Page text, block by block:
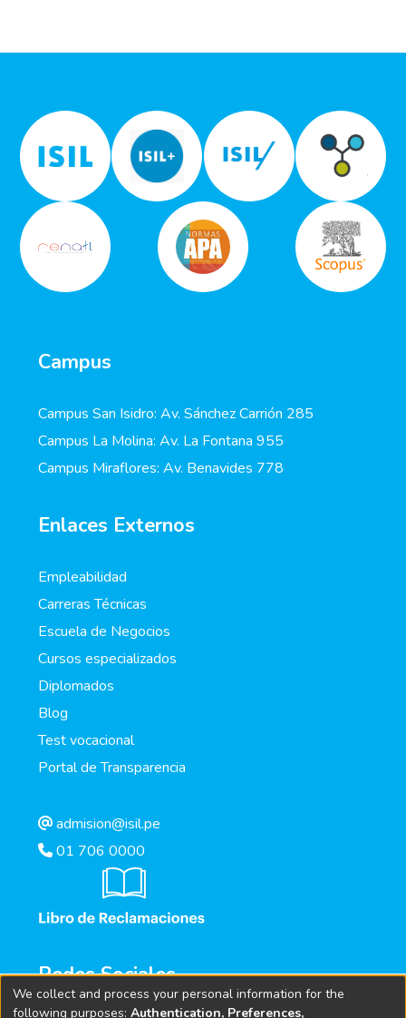
Campus
Campus San Isidro: Av. Sánchez Carrión 285
Campus La Molina: Av. La Fontana 955
Campus Miraflores: Av. Benavides 778
Enlaces Externos
Empleabilidad
Carreras Técnicas
Escuela de Negocios
Cursos especializados
Diplomados
Blog
Test vocacional
Portal de Transparencia
admision@isil.pe
01 706 0000
Redes Sociales
We collect and process your personal information for the
following purposes: Authentication, Preferences,